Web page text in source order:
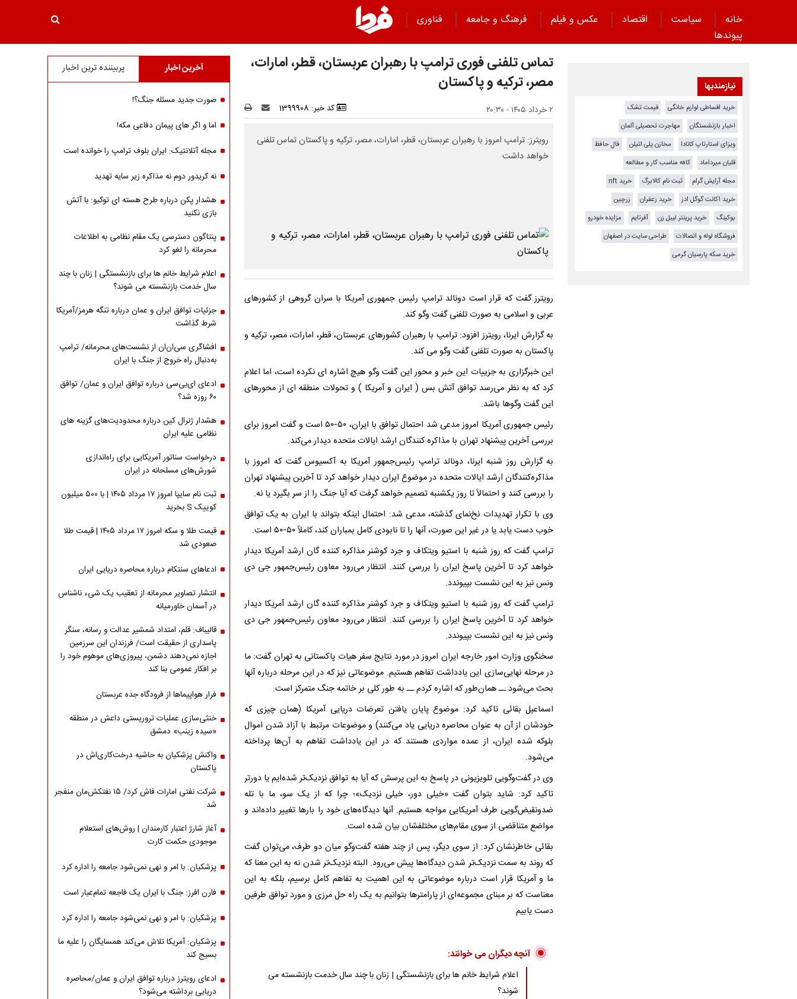
خانه سیاست اقتصاد عکس و فیلم فرهنگ و جامعه
فناوری
پیوند‌ها
تماس تلفنی فوری ترامپ با رهبران عربستان، قطر، امارات،
مصر، ترکیه و پاکستان
۲ خرداد ۱۴۰۵ - ۲۰:۳۰ کد خبر: 1399908
رویترز: ترامپ امروز با رهبران عربستان، قطر، امارات، مصر، ترکیه و پاکستان تماس تلفنی
خواهد داشت
رویترز گفت که قرار است دونالد ترامپ رئیس جمهوری آمریکا با سران گروهی از کشورهای
عربی و اسلامی به صورت تلفنی گفت وگو کند.
به گزارش ایرنا، رویترز افزود: ترامپ با رهبران کشورهای عربستان، قطر، امارات، مصر، ترکیه و
پاکستان به صورت تلفنی گفت وگو می کند.
این خبرگزاری به جزییات این خبر و محور این گفت وگو هیچ اشاره ای نکرده است، اما اعلام
کرد که به نظر می‌رسد توافق آتش بس ( ایران و آمریکا ) و تحولات منطقه ای از محورهای
این گفت وگوها باشد.
رئیس جمهوری آمریکا امروز مدعی شد احتمال توافق با ایران، ۵۰-۵۰ است و گفت امروز برای
بررسی آخرین پیشنهاد تهران با مذاکره کنندگان ارشد ایالات متحده دیدار می‌کند.
به گزارش روز شنبه ایرنا، دونالد ترامپ رئیس‌جمهور آمریکا به آکسیوس گفت که امروز با
مذاکره‌کنندگان ارشد ایالات متحده در موضوع ایران دیدار خواهد کرد تا آخرین پیشنهاد تهران
را بررسی کنند و احتمالاً تا روز یکشنبه تصمیم خواهد گرفت که آیا جنگ را از سر بگیرد یا نه.
وی با تکرار تهدیدات نخ‌نمای گذشته، مدعی شد: احتمال اینکه بتواند با ایران به یک توافق
خوب دست یابد یا در غیر این صورت، آنها را تا نابودی کامل بمباران کند، کاملاً ۵۰-۵۰ است.
ترامپ گفت که روز شنبه با استیو ویتکاف و جرد کوشنر مذاکره کننده گان ارشد آمریکا دیدار
خواهد کرد تا آخرین پاسخ ایران را بررسی کنند. انتظار می‌رود معاون رئیس‌جمهور جی دی
ونس نیز به این نشست بپیوندد.
ترامپ گفت که روز شنبه با استیو ویتکاف و جرد کوشنر مذاکره کننده گان ارشد آمریکا دیدار
خواهد کرد تا آخرین پاسخ ایران را بررسی کنند. انتظار می‌رود معاون رئیس‌جمهور جی دی
ونس نیز به این نشست بپیوندد.
سخنگوی وزارت امور خارجه ایران امروز در مورد نتایج سفر هیات پاکستانی به تهران گفت: ما
در مرحله نهایی‌سازی این یادداشت تفاهم هستیم. موضوعاتی نیز که در این مرحله درباره آنها
بحث می‌شود ــ همان‌طور که اشاره کردم ــ به طور کلی بر خاتمه جنگ متمرکز است.
اسماعیل بقائی تاکید کرد: موضوع پایان یافتن تعرضات دریایی آمریکا (همان چیزی که
خودشان از آن به عنوان محاصره دریایی یاد می‌کنند) و موضوعات مرتبط با آزاد شدن اموال
بلوکه شده ایران، از عمده مواردی هستند که در این یادداشت تفاهم به آن‌ها پرداخته
می‌شود.
وی در گفت‌وگویی تلویزیونی در پاسخ به این پرسش که آیا به توافق نزدیک‌تر شده‌ایم یا دورتر
تاکید کرد: شاید بتوان گفت «خیلی دور، خیلی نزدیک»؛ چرا که از یک سو، ما با تله
ضدونقیض‌گویی طرف آمریکایی مواجه هستیم. آنها دیدگاه‌های خود را بارها تغییر داده‌اند و
مواضع متناقضی از سوی مقام‌های مختلفشان بیان شده است.
بقائی خاطرنشان کرد: از سوی دیگر، پس از چند هفته گفت‌وگو میان دو طرف، می‌توان گفت
که روند به سمت نزدیک‌تر شدن دیدگاه‌ها پیش می‌رود. البته نزدیک‌تر شدن نه به این معنا که
ما و آمریکا قرار است درباره موضوعاتی به این اهمیت به تفاهم کامل برسیم، بلکه به این
معناست که بر مبنای مجموعه‌ای از پارامترها بتوانیم به یک راه حل مرزی و مورد توافق طرفین
دست یابیم
آنچه دیگران می خوانند:
اعلام شرایط خانم ها برای بازنشستگی | زنان با چند سال خدمت بازنشسته می
شوند؟
نیازمندیها
خرید اقساطی لوازم خانگی
قیمت تشک
اخبار بازنشستگان
مهاجرت تحصیلی آلمان
ویزای استارتاپ کانادا
مخازن پلی اتیلن
فال حافظ
قلیان میرداماد
کافه مناسب کار و مطالعه
مجله آرایش گرام
ثبت نام کالابرگ
خرید nft
خرید اکانت گوگل ادز
خرید زعفران
زرچین
بوکینگ
خرید پرینتر لیبل زن آفرتایم
مزایده خودرو
فروشگاه لوله و اتصالات
طراحی سایت در اصفهان
خرید سکه پارسیان گرمی
آخرین اخبار پربیننده ترین اخبار
صورت جدید مسئله جنگ؟!
اما و اگر های پیمان دفاعی مکه!
مجله آتلانتیک: ایران بلوف ترامپ را خوانده است
نه کریدور دوم نه مذاکره زیر سایه تهدید
هشدار پکن درباره طرح هسته ای توکیو: با آتش
بازی نکنید
پنتاگون دسترسی یک مقام نظامی به اطلاعات
محرمانه را لغو کرد
اعلام شرایط خانم ها برای بازنشستگی | زنان با چند
سال خدمت بازنشسته می شوند؟
جزئیات توافق ایران و عمان درباره تنگه هرمز/آمریکا
شرط گذاشت
افشاگری سی‌ان‌ان از نشست‌های محرمانه/ ترامپ
به‌دنبال راه خروج از جنگ با ایران
ادعای ای‌بی‌سی درباره توافق ایران و عمان/ توافق
۶۰ روزه شد؟
هشدار ژنرال کین درباره محدودیت‌های گزینه های
نظامی علیه ایران
درخواست سناتور آمریکایی برای راه‌اندازی
شورش‌های مسلحانه در ایران
ثبت نام سایپا امروز ۱۷ مرداد ۱۴۰۵ | با ۵۰۰ میلیون
کوییک S بخرید
قیمت طلا و سکه امروز ۱۷ مرداد ۱۴۰۵ | قیمت طلا
صعودی شد
ادعاهای سنتکام درباره محاصره دریایی ایران
انتشار تصاویر محرمانه از تعقیب یک شیء ناشناس
در آسمان خاورمیانه
قالیباف: قلم، امتداد شمشیر عدالت و رسانه، سنگر
پاسداری از حقیقت است/ فرزندان این سرزمین
اجازه نمی‌دهند دشمن، پیروزی‌های موهوم خود را
بر افکار عمومی بنا کند
فرار هواپیماها از فرودگاه جده عربستان
خنثی‌سازی عملیات تروریستی داعش در منطقه
«سیده زینب» دمشق
واکنش پزشکیان به حاشیه درخت‌کاری‌اش در
پاکستان
شرکت نفتی امارات فاش کرد/ ۱۵ نفتکش‌مان منفجر
شد
آغاز شارژ اعتبار کارمندان | روش‌های استعلام
موجودی حکمت کارت
پزشکیان: با امر و نهی نمی‌شود جامعه را اداره کرد
فارن افرز: جنگ با ایران یک فاجعه تمام‌عیار است
پزشکیان: با امر و نهی نمی‌شود جامعه را اداره کرد
پزشکیان: آمریکا تلاش می‌کند همسایگان را علیه ما
بسیج کند
ادعای رویترز درباره توافق ایران و عمان/محاصره
دریایی برداشته می‌شود؟